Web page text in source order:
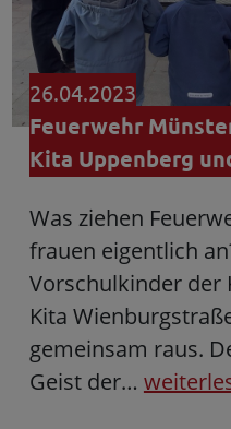
26.04.2023
Feuerwehr
Kita Uppenberg
Was ziehen
frauen eigentlich
Vorschulkinder der
Kita
gemeinsam raus.
Geist der…